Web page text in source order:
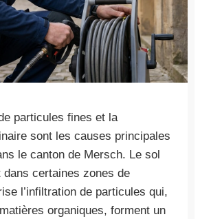
particules fines et la
sont les causes principales
le canton de Mersch. Le sol
certaines zones de
l’infiltration de particules qui,
organiques, forment un